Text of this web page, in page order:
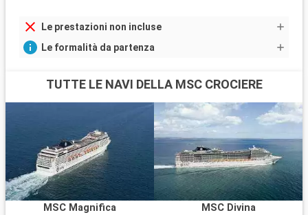
Le prestazioni non incluse
Le formalità da partenza
TUTTE LE NAVI DELLA MSC CROCIERE
MSC Magnifica MSC Divina